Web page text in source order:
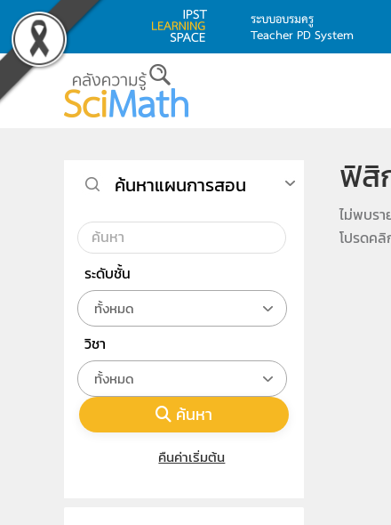
Skip to main content
ระบบอบรมครู
Teacher PD System
ฟิสิ
ไม่พบรา
โปรดคลิ
ค้นหาแผนการสอน
ระดับชั้น
ทั้งหมด
วิชา
ทั้งหมด
ค้นหา
คืนค่าเริ่มต้น